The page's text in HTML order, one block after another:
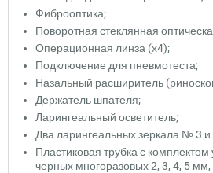
Фиброоптика;
Поворотная стеклянная
Операционная линза (х4);
Подключение для пневмотеста;
Назальный расширитель
Держатель шпателя;
Ларингеальный осветитель;
Два ларингеальных зеркала № 3 и
Пластиковая трубка с
черных многоразовых 2, 3, 4, 5 мм,